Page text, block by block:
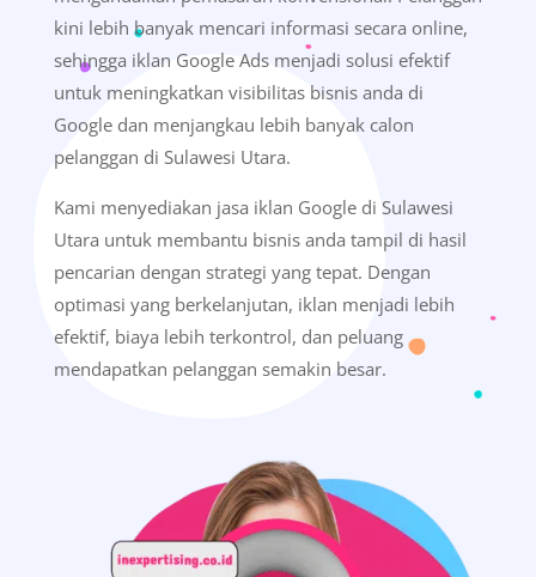
kini lebih banyak mencari informasi secara online,
sehingga iklan Google Ads menjadi solusi efektif
untuk meningkatkan visibilitas bisnis anda di
Google dan menjangkau lebih banyak calon
pelanggan di Sulawesi Utara.
Kami menyediakan jasa iklan Google di Sulawesi
Utara untuk membantu bisnis anda tampil di hasil
pencarian dengan strategi yang tepat. Dengan
optimasi yang berkelanjutan, iklan menjadi lebih
efektif, biaya lebih terkontrol, dan peluang
mendapatkan pelanggan semakin besar.